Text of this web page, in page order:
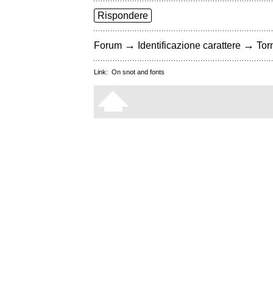
Rispondere
Forum → Identificazione carattere →
Link: On snot and fonts